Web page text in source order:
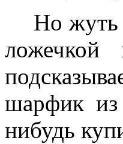
Но жуть
ложечкой
шарфик из
нибудь